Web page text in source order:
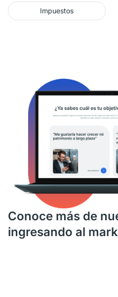
Impuestos
Conoce más de
ingresando al